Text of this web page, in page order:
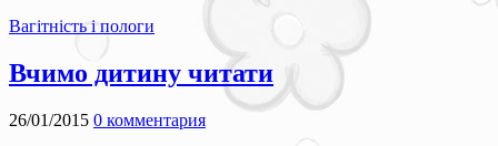
Вагітність і пологи
Вчимо дитину читати
26/01/2015 0 комментария